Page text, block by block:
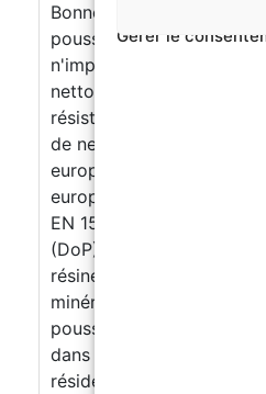
Gérer le
Bonne pénétration dans
poussière efficace Peut
n'importe quel système
nettoyage de la surface
résistances chimiques
de nettoyage des outils
européen EU no. 305/
européen EU no. 574/
EN 1504-2 et sa
(DoP) Utilisations:
résine Consolidant
minérales à base de
poussière pour
dans des zones
résidentielles Adapté